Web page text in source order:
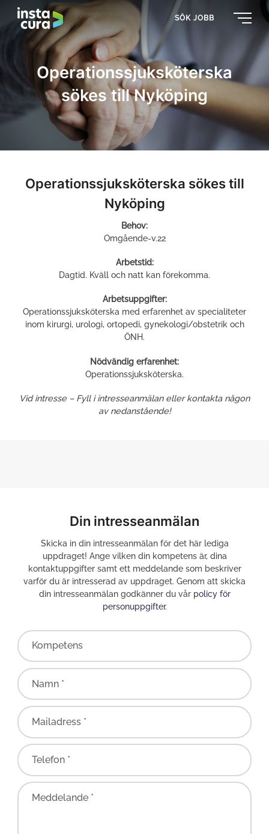
SÖK JOBB
Operationssjuksköterska
sökes till Nyköping
Operationssjuksköterska sökes till
Nyköping
Behov:
Omgående-v.22
Arbetstid:
Dagtid. Kväll och natt kan förekomma.
Arbetsuppgifter:
Operationssjuksköterska med erfarenhet av specialiteter
inom kirurgi, urologi, ortopedi, gynekologi/obstetrik och
ÖNH.
Nödvändig erfarenhet:
Operationssjuksköterska.
Vid intresse – Fyll i intresseanmälan eller kontakta någon
av nedanstående!
Din intresseanmälan
Skicka in din intresseanmälan för det här lediga
uppdraget! Ange vilken din kompetens är, dina
kontaktuppgifter samt ett meddelande som beskriver
varför du är intresserad av uppdraget. Genom att skicka
din intresseanmälan godkänner du vår policy för
personuppgifter.
Kompetens
Namn *
Mailadress *
Telefon *
Meddelande *